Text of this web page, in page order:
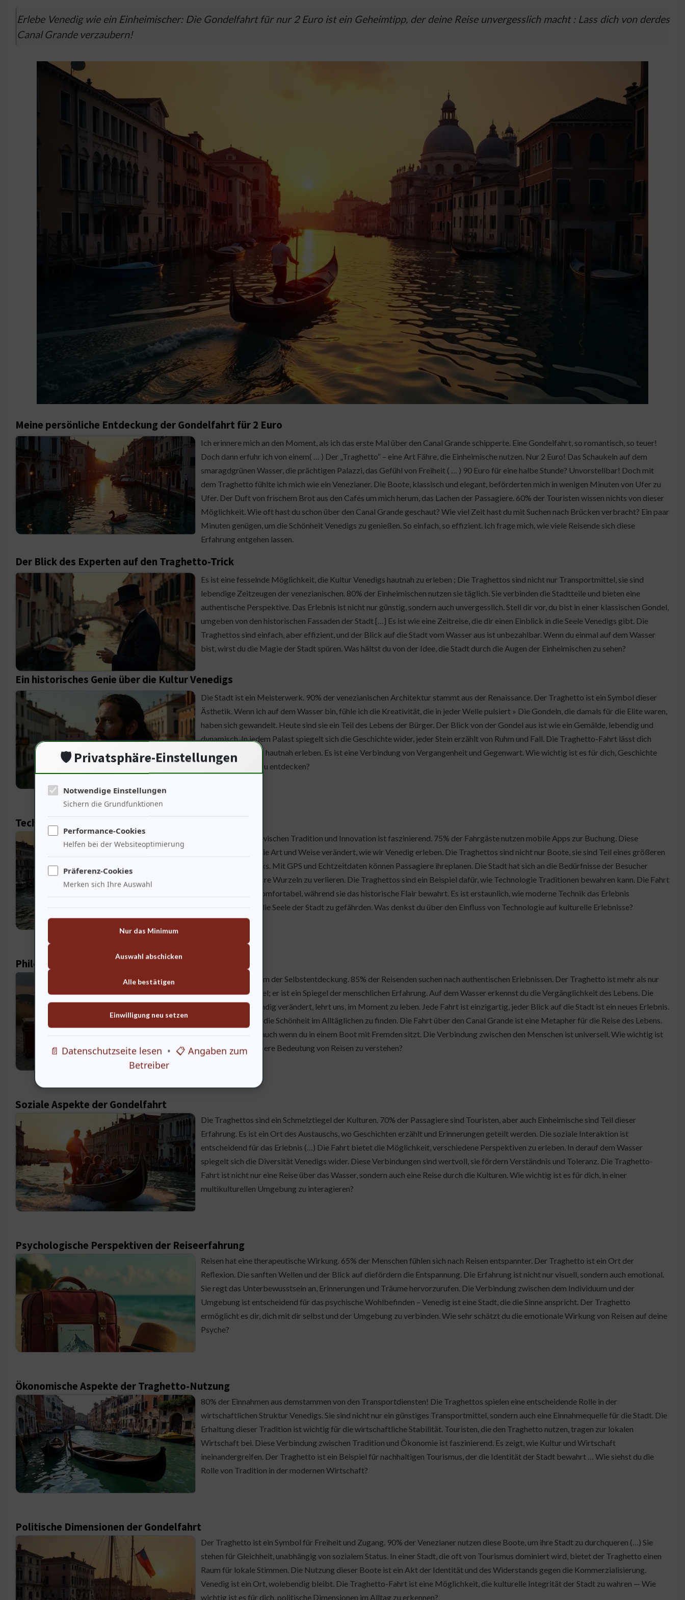
Erlebe Venedig wie ein Einheimischer: Die Gondelfahrt für nur 2 Euro ist ein Geheimtipp, der deine Reise unvergesslich macht : Lass dich von derdes
Canal Grande verzaubern!
Meine persönliche Entdeckung der Gondelfahrt für 2 Euro
Ich erinnere mich an den Moment, als ich das erste Mal über den Canal Grande schipperte. Eine Gondelfahrt, so romantisch, so teuer!
Doch dann erfuhr ich von einem( … ) Der „Traghetto“ – eine Art Fähre, die Einheimische nutzen. Nur 2 Euro! Das Schaukeln auf dem
smaragdgrünen Wasser, die prächtigen Palazzi, das Gefühl von Freiheit ( … ) 90 Euro für eine halbe Stunde? Unvorstellbar! Doch mit
dem Traghetto fühlte ich mich wie ein Venezianer. Die Boote, klassisch und elegant, beförderten mich in wenigen Minuten von Ufer zu
Ufer. Der Duft von frischem Brot aus den Cafés um mich herum, das Lachen der Passagiere. 60% der Touristen wissen nichts von dieser
Möglichkeit. Wie oft hast du schon über den Canal Grande geschaut? Wie viel Zeit hast du mit Suchen nach Brücken verbracht? Ein paar
Minuten genügen, um die Schönheit Venedigs zu genießen. So einfach, so effizient. Ich frage mich, wie viele Reisende sich diese
Erfahrung entgehen lassen.
Der Blick des Experten auf den Traghetto-Trick
Es ist eine fesselnde Möglichkeit, die Kultur Venedigs hautnah zu erleben ; Die Traghettos sind nicht nur Transportmittel, sie sind
lebendige Zeitzeugen der venezianischen. 80% der Einheimischen nutzen sie täglich. Sie verbinden die Stadtteile und bieten eine
authentische Perspektive. Das Erlebnis ist nicht nur günstig, sondern auch unvergesslich. Stell dir vor, du bist in einer klassischen Gondel,
umgeben von den historischen Fassaden der Stadt […] Es ist wie eine Zeitreise, die dir einen Einblick in die Seele Venedigs gibt. Die
Traghettos sind einfach, aber effizient, und der Blick auf die Stadt vom Wasser aus ist unbezahlbar. Wenn du einmal auf dem Wasser
bist, wirst du die Magie der Stadt spüren. Was hältst du von der Idee, die Stadt durch die Augen der Einheimischen zu sehen?
Ein historisches Genie über die Kultur Venedigs
Die Stadt ist ein Meisterwerk. 90% der venezianischen Architektur stammt aus der Renaissance. Der Traghetto ist ein Symbol dieser
Ästhetik. Wenn ich auf dem Wasser bin, fühle ich die Kreativität, die in jeder Welle pulsiert » Die Gondeln, die damals für die Elite waren,
haben sich gewandelt. Heute sind sie ein Teil des Lebens der Bürger. Der Blick von der Gondel aus ist wie ein Gemälde, lebendig und
dynamisch. In jedem Palast spiegelt sich die Geschichte wider, jeder Stein erzählt von Ruhm und Fall. Die Traghetto-Fahrt lässt dich
diese Geschichten hautnah erleben. Es ist eine Verbindung von Vergangenheit und Gegenwart. Wie wichtig ist es für dich, Geschichte
durch Erlebnisse zu entdecken?
Technologischer Blick auf Venedigs Transport
Die Verbindung zwischen Tradition und Innovation ist faszinierend. 75% der Fahrgäste nutzen mobile Apps zur Buchung. Diese
Entwicklung hat die Art und Weise verändert, wie wir Venedig erleben. Die Traghettos sind nicht nur Boote, sie sind Teil eines größeren
Verkehrsnetzwerks. Mit GPS und Echtzeitdaten können Passagiere ihreplanen. Die Stadt hat sich an die Bedürfnisse der Besucher
angepasst, ohne ihre Wurzeln zu verlieren. Die Traghettos sind ein Beispiel dafür, wie Technologie Traditionen bewahren kann. Die Fahrt
ist effizient und komfortabel, während sie das historische Flair bewahrt. Es ist erstaunlich, wie moderne Technik das Erlebnis
verbessert, ohne die Seele der Stadt zu gefährden. Was denkst du über den Einfluss von Technologie auf kulturelle Erlebnisse?
Philosophische Betrachtungen zur Reiseerfahrung
Reisen ist eine Form der Selbstentdeckung. 85% der Reisenden suchen nach authentischen Erlebnissen. Der Traghetto ist mehr als nur
ein Transportmittel; er ist ein Spiegel der menschlichen Erfahrung. Auf dem Wasser erkennst du die Vergänglichkeit des Lebens. Die
Stadt, die sich ständig verändert, lehrt uns, im Moment zu leben. Jede Fahrt ist einzigartig, jeder Blick auf die Stadt ist ein neues Erlebnis.
Venedig lehrt uns, die Schönheit im Alltäglichen zu finden. Die Fahrt über den Canal Grande ist eine Metapher für die Reise des Lebens.
Du bist nie allein, auch wenn du in einem Boot mit Fremden sitzt. Die Verbindung zwischen den Menschen ist universell. Wie wichtig ist
es für dich, die tiefere Bedeutung von Reisen zu verstehen?
Soziale Aspekte der Gondelfahrt
Die Traghettos sind ein Schmelztiegel der Kulturen. 70% der Passagiere sind Touristen, aber auch Einheimische sind Teil dieser
Erfahrung. Es ist ein Ort des Austauschs, wo Geschichten erzählt und Erinnerungen geteilt werden. Die soziale Interaktion ist
entscheidend für das Erlebnis (…) Die Fahrt bietet die Möglichkeit, verschiedene Perspektiven zu erleben. In derauf dem Wasser
spiegelt sich die Diversität Venedigs wider. Diese Verbindungen sind wertvoll, sie fördern Verständnis und Toleranz. Die Traghetto-
Fahrt ist nicht nur eine Reise über das Wasser, sondern auch eine Reise durch die Kulturen. Wie wichtig ist es für dich, in einer
multikulturellen Umgebung zu interagieren?
Psychologische Perspektiven der Reiseerfahrung
Reisen hat eine therapeutische Wirkung. 65% der Menschen fühlen sich nach Reisen entspannter. Der Traghetto ist ein Ort der
Reflexion. Die sanften Wellen und der Blick auf diefördern die Entspannung. Die Erfahrung ist nicht nur visuell, sondern auch emotional.
Sie regt das Unterbewusstsein an, Erinnerungen und Träume hervorzurufen. Die Verbindung zwischen dem Individuum und der
Umgebung ist entscheidend für das psychische Wohlbefinden – Venedig ist eine Stadt, die die Sinne anspricht. Der Traghetto
ermöglicht es dir, dich mit dir selbst und der Umgebung zu verbinden. Wie sehr schätzt du die emotionale Wirkung von Reisen auf deine
Psyche?
Ökonomische Aspekte der Traghetto-Nutzung
80% der Einnahmen aus demstammen von den Transportdiensten! Die Traghettos spielen eine entscheidende Rolle in der
wirtschaftlichen Struktur Venedigs. Sie sind nicht nur ein günstiges Transportmittel, sondern auch eine Einnahmequelle für die Stadt. Die
Erhaltung dieser Tradition ist wichtig für die wirtschaftliche Stabilität. Touristen, die den Traghetto nutzen, tragen zur lokalen
Wirtschaft bei. Diese Verbindung zwischen Tradition und Ökonomie ist faszinierend. Es zeigt, wie Kultur und Wirtschaft
ineinandergreifen. Der Traghetto ist ein Beispiel für nachhaltigen Tourismus, der die Identität der Stadt bewahrt … Wie siehst du die
Rolle von Tradition in der modernen Wirtschaft?
Politische Dimensionen der Gondelfahrt
Der Traghetto ist ein Symbol für Freiheit und Zugang. 90% der Venezianer nutzen diese Boote, um ihre Stadt zu durchqueren (…) Sie
stehen für Gleichheit, unabhängig von sozialem Status. In einer Stadt, die oft von Tourismus dominiert wird, bietet der Traghetto einen
Raum für lokale Stimmen. Die Nutzung dieser Boote ist ein Akt der Identität und des Widerstands gegen die Kommerzialisierung.
Venedig ist ein Ort, wolebendig bleibt. Die Traghetto-Fahrt ist eine Möglichkeit, die kulturelle Integrität der Stadt zu wahren — Wie
wichtig ist es für dich, politische Dimensionen im Alltag zu erkennen?
🛡️ Privatsphäre-Einstellungen
Notwendige Einstellungen
Sichern die Grundfunktionen
Performance-Cookies
Helfen bei der Websiteoptimierung
Präferenz-Cookies
Merken sich Ihre Auswahl
Nur das Minimum
Auswahl abschicken
Alle bestätigen
Einwilligung neu setzen
📄 Datenschutzseite lesen • 📋 Angaben zum
Betreiber